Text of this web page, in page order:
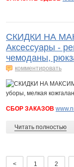
СКИДКИ НА
Аксессуары -
чемоданы,
комментировать
СБОР ЗАКАЗОВ
Читать полностью
< 1 2